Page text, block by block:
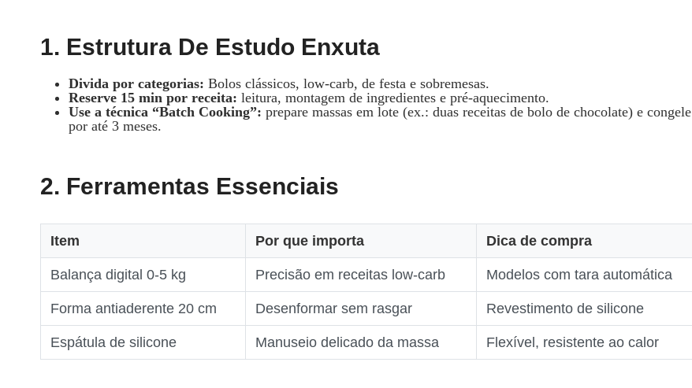
1. Estrutura De Estudo Enxuta
Divida por categorias: Bolos clássicos, low‑carb, de festa e sobremesas.
Reserve 15 min por receita: leitura, montagem de ingredientes e pré‑aquecimento.
Use a técnica “Batch Cooking”: prepare massas em lote (ex.: duas receitas de bolo de chocolate) e congele
por até 3 meses.
2. Ferramentas Essenciais
Item Por que importa Dica de compra
Balança digital 0‑5 kg Precisão em receitas low‑carb Modelos com tara automática
Forma antiaderente 20 cm Desenformar sem rasgar Revestimento de silicone
Espátula de silicone Manuseio delicado da massa Flexível, resistente ao calor